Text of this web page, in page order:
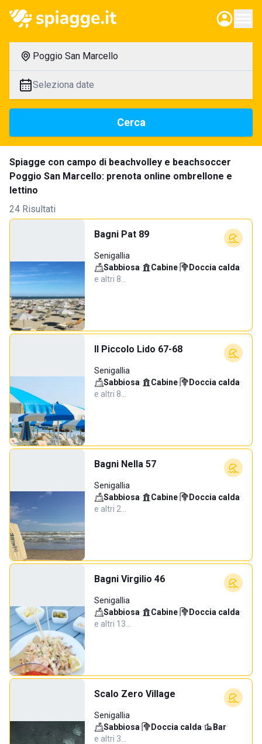
Poggio San Marcello
Seleziona date
Cerca
Spiagge con campo di beachvolley e beachsoccer
Poggio San Marcello: prenota online ombrellone e
lettino
24 Risultati
Bagni Pat 89
Senigallia
Sabbiosa· Cabine· Doccia calda·
e altri 8…
Il Piccolo Lido 67-68
Senigallia
Sabbiosa· Cabine· Doccia calda·
e altri 8…
Bagni Nella 57
Senigallia
Sabbiosa· Cabine· Doccia calda·
e altri 2…
Bagni Virgilio 46
Senigallia
Sabbiosa· Cabine· Doccia calda·
e altri 13…
Scalo Zero Village
Senigallia
Sabbiosa· Doccia calda· Bar·
e altri 3…